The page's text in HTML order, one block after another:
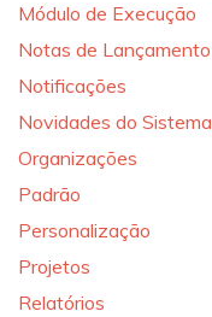
Módulo de Execução
Notas de Lançamento
Notificações
Novidades do Sistema
Organizações
Padrão
Personalização
Projetos
Relatórios